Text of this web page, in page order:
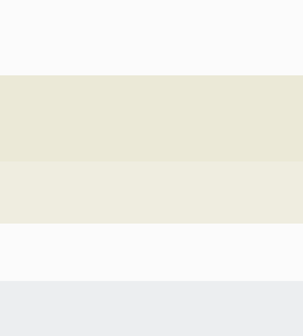
le partenaire principal.
L´empreinte textile reste forte pour la
comme corollaire le ver à soie
prometteur.